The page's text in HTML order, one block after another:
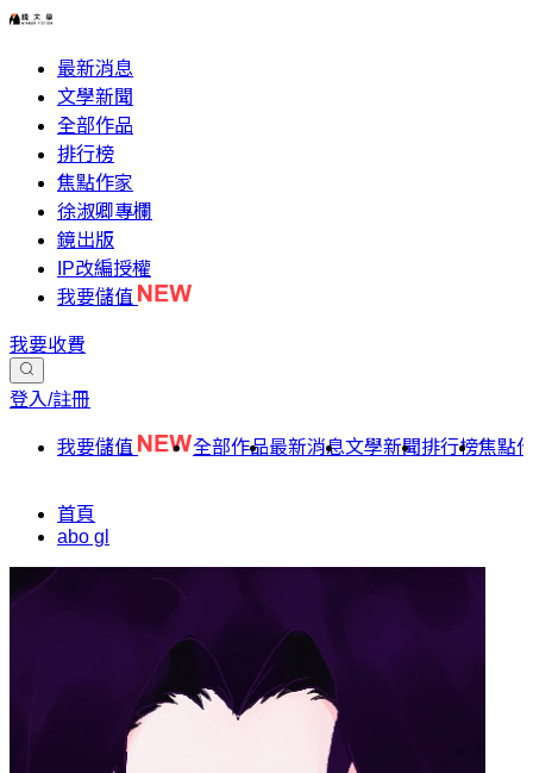
最新消息
文學新聞
全部作品
排行榜
焦點作家
徐淑卿專欄
鏡出版
IP改編授權
我要儲值
我要收費
登入/註冊
我要儲值 全部作品最新消息文學新聞排行榜焦點
首頁
abo gl